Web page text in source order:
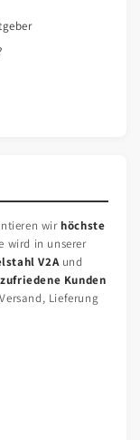
wirhöchste
wird in unserer
V2Aund
Kunden
Lieferung